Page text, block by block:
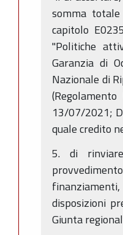
somma
capitolo
"Politiche
Garanzia di
Nazionale di
13/07/2021;
quale credito
5. di
disposizioni
Giunta